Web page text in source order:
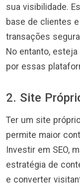
sua visibilidade.
base de clientes
transações
No entanto,
por essas
2. Site
Ter um site
permite maior
Investir em SEO,
estratégia de
e converter